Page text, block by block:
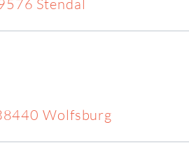
Stendal
Wolfsburg